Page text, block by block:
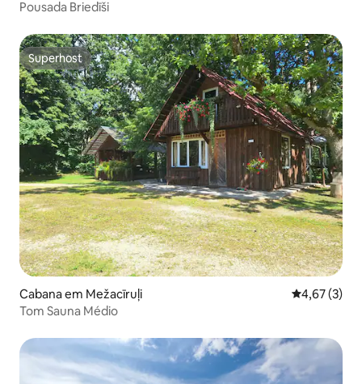
Pousada Briedīši
Superhost
Superhost
Cabana em Mežacīruļi
4,67 (3)
Tom Sauna Médio